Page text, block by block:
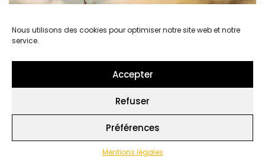
Nous utilisons des cookies pour optimiser notre site web et notre
service.
Accepter
Refuser
Préférences
Mentions légales
Le V**** de Vaujany, l’élégance montagnarde